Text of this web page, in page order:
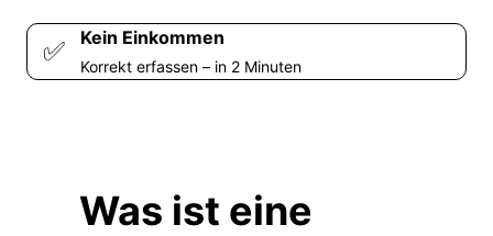
✅ Kein Einkommen
Korrekt erfassen – in 2 Minuten
Was ist eine